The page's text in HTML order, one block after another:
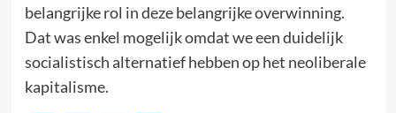
belangrijke rol in deze belangrijke overwinning.
Dat was enkel mogelijk omdat we een duidelijk
socialistisch alternatief hebben op het neoliberale
kapitalisme.